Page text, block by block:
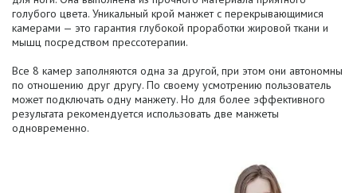
голубого цвета. Уникальный крой манжет с перекрывающимися
камерами — это гарантия глубокой проработки жировой ткани и
мышц посредством прессотерапии.
Все 8 камер заполняются одна за другой, при этом они автономны
по отношению друг другу. По своему усмотрению пользователь
может подключать одну манжету. Но для более эффективного
результата рекомендуется использовать две манжеты
одновременно.